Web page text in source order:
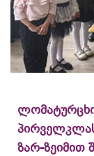
ზარ-ზეიმით